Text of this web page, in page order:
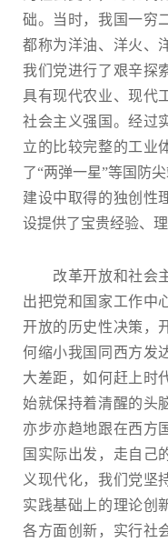
础。当时，我国一穷
都称为洋油、洋火、
我们党进行了艰辛探
具有现代农业、现代
社会主义强国。经过
立的比较完整的工业
了“两弹一星”等国防
建设中取得的独创性
设提供了宝贵经验、
改革开放和社会主
出把党和国家工作中
开放的历史性决策，
何缩小我国同西方发
大差距，如何赶上时
始就保持着清醒的头
亦步亦趋地跟在西方
国实际出发，走自己
义现代化，我们党坚
实践基础上的理论创
各方面创新，实行社